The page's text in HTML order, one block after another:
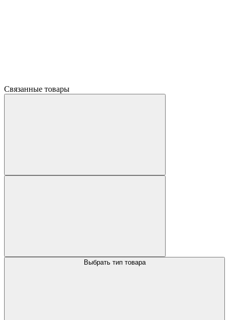
Связанные товары
Выбрать тип товара